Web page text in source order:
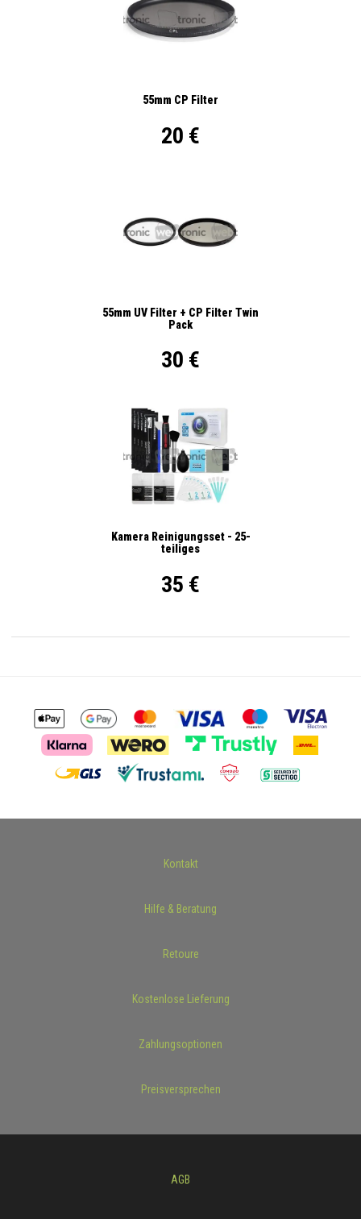
55mm CP Filter
20 €
55mm UV Filter + CP Filter Twin
Pack
30 €
Kamera Reinigungsset - 25-
teiliges
35 €
Kontakt
Hilfe & Beratung
Retoure
Kostenlose Lieferung
Zahlungsoptionen
Preisversprechen
AGB